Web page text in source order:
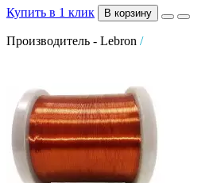
Купить в 1 клик В корзину
Производитель - Lebron /